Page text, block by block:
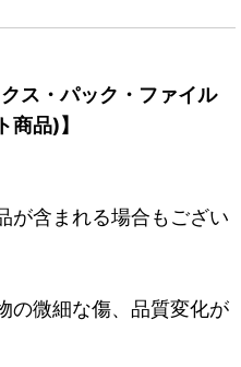
ス・パック・ファイル
商品)】
が含まれる場合もござい
の微細な傷、品質変化が